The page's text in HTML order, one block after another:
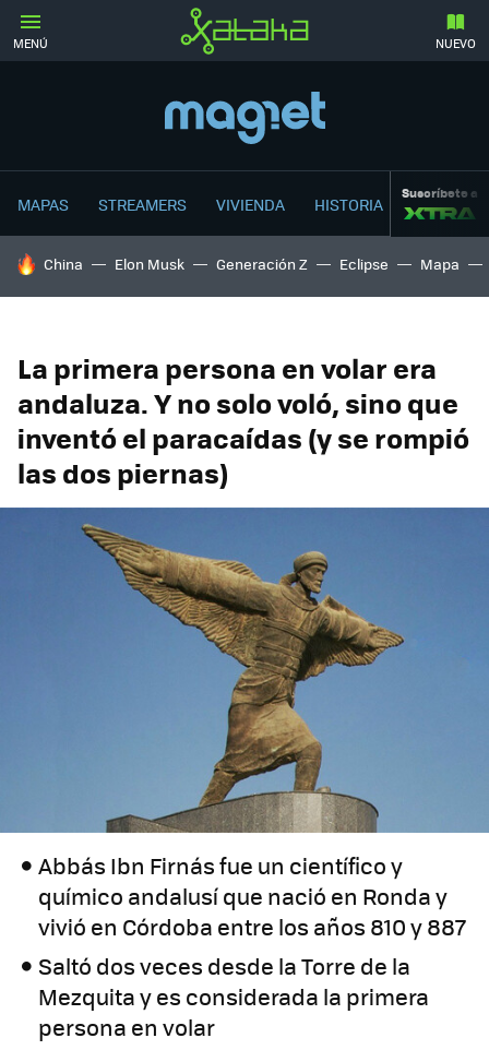
MENÚ NUEVO
MAPAS STREAMERS VIVIENDA HISTORIA Suscríbete a
HOY SE HABLA DE
China Elon Musk Generación Z Eclipse Mapa
La primera persona en volar era
andaluza. Y no solo voló, sino que
inventó el paracaídas (y se rompió
las dos piernas)
Abbás Ibn Firnás fue un científico y
químico andalusí que nació en Ronda y
vivió en Córdoba entre los años 810 y 887
Saltó dos veces desde la Torre de la
Mezquita y es considerada la primera
persona en volar